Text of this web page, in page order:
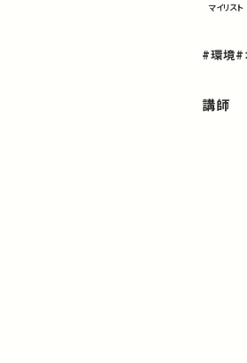
マイリスト
#環境#
講師